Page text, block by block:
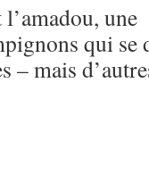
une
qui
– mais